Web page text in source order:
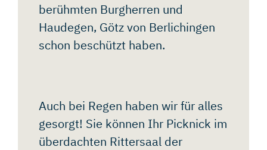
berühmten Burgherren und
Haudegen, Götz von Berlichingen
schon beschützt haben.
Auch bei Regen haben wir für alles
gesorgt! Sie können Ihr Picknick im
überdachten Rittersaal der